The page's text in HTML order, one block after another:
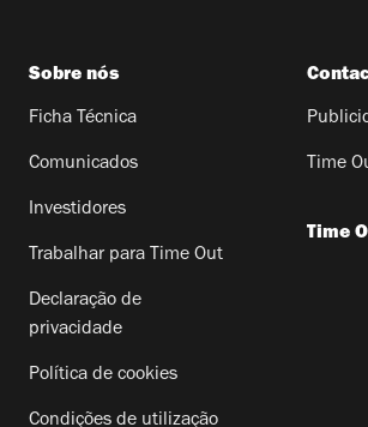
Sobre nós
Ficha Técnica
Comunicados
Investidores
Trabalhar para Time Out
Declaração de
privacidade
Política de cookies
Condições de utilização
Time
Time